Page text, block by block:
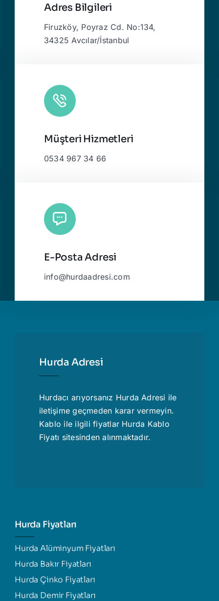
Adres Bilgileri
Firuzköy, Poyraz Cd. No:134,
34325 Avcılar/İstanbul
Müşteri Hizmetleri
0534 967 34 66
E-Posta Adresi
info@hurdaadresi.com
Hurda Adresi
Hurdacı arıyorsanız Hurda Adresi ile
iletişime geçmeden karar vermeyin.
Kablo ile ilgili fiyatlar Hurda Kablo
Fiyatı sitesinden alınmaktadır.
Hurda Fiyatları
Hurda Alüminyum Fiyatları
Hurda Bakır Fiyatları
Hurda Çinko Fiyatları
Hurda Demir Fiyatları